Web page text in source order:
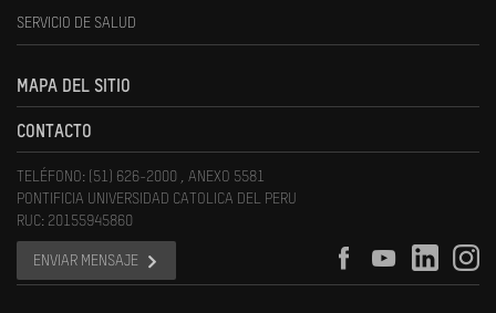
SERVICIO DE SALUD
MAPA DEL SITIO
CONTACTO
TELÉFONO: (51) 626-2000 , ANEXO 5581
PONTIFICIA UNIVERSIDAD CATOLICA DEL PERU
RUC: 20155945860
ENVIAR MENSAJE